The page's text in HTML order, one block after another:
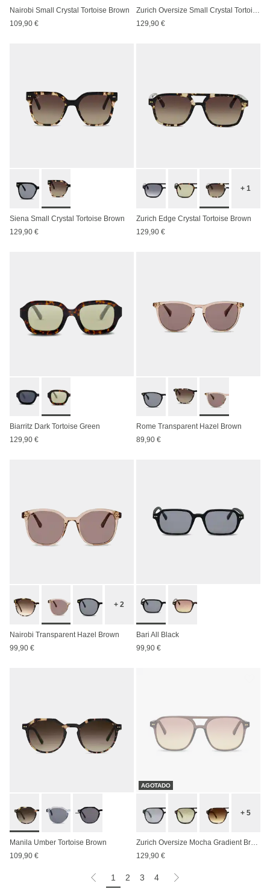
Nairobi Small Crystal Tortoise Brown
109,90 €
Zurich Oversize Small Crystal Tortoise Brown
129,90 €
Siena Small Crystal Tortoise Brown
129,90 €
+ 1
Zurich Edge Crystal Tortoise Brown
129,90 €
Biarritz Dark Tortoise Green
129,90 €
Rome Transparent Hazel Brown
89,90 €
+ 2
Nairobi Transparent Hazel Brown
99,90 €
Bari All Black
99,90 €
Manila Umber Tortoise Brown
109,90 €
AGOTADO
+ 5
Zurich Oversize Mocha Gradient Brown
129,90 €
1 2 3 4